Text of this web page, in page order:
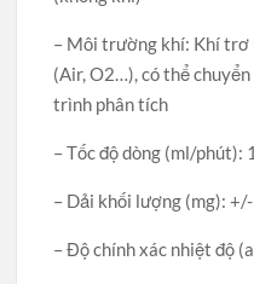
– Môi trường khí: Khí trơ
(Air, O2…), có thể
trình phân tích
– Tốc độ dòng (ml/phút):
– Dải khối lượng (mg):
– Độ chính xác nhiệt độ